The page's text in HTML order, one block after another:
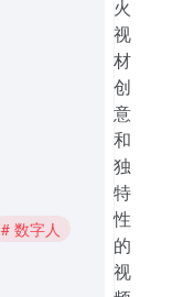
# 数字人